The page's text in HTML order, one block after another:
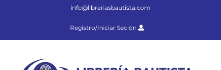
info@libreriasbautista.com
Registro/Iniciar Seción